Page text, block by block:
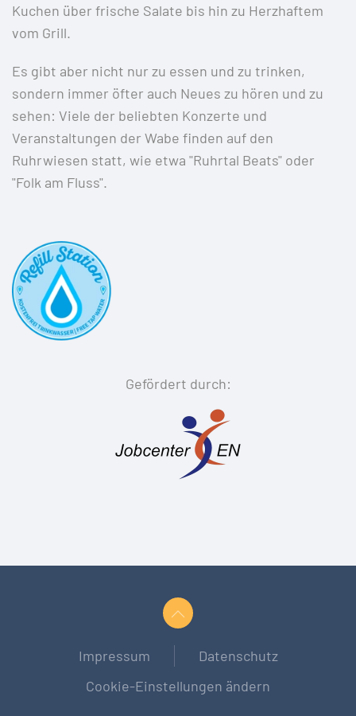
Kuchen über frische Salate bis hin zu Herzhaftem
vom Grill.
Es gibt aber nicht nur zu essen und zu trinken,
sondern immer öfter auch Neues zu hören und zu
sehen: Viele der beliebten Konzerte und
Veranstaltungen der Wabe finden auf den
Ruhrwiesen statt, wie etwa "Ruhrtal Beats" oder
"Folk am Fluss".
Gefördert durch:
Impressum
Datenschutz
Cookie-Einstellungen ändern